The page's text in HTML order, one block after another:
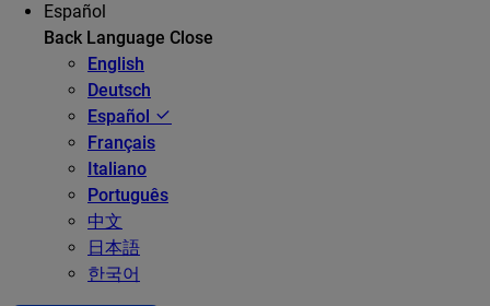
Español
Back Language Close
English
Deutsch
Español
Français
Italiano
Português
中文
日本語
한국어